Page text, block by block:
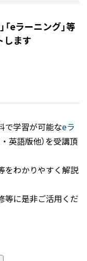
eラーニング」等
します
で学習が可能なeラ
・英語版他）を受講頂
をわかりやすく解説
等に是非ご活用くだ